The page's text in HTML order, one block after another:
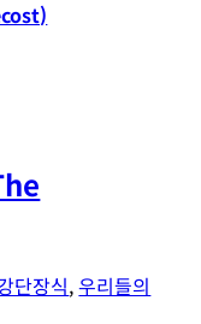
단장식,우리들의